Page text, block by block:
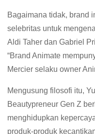
Bagaimana tidak, brand
selebritas untuk
Aldi Taher dan Gabriel
“Brand Animate
Mercier selaku owner
Mengusung filosofi itu,
Beautypreneur Gen Z
menghidupkan
produk-produk